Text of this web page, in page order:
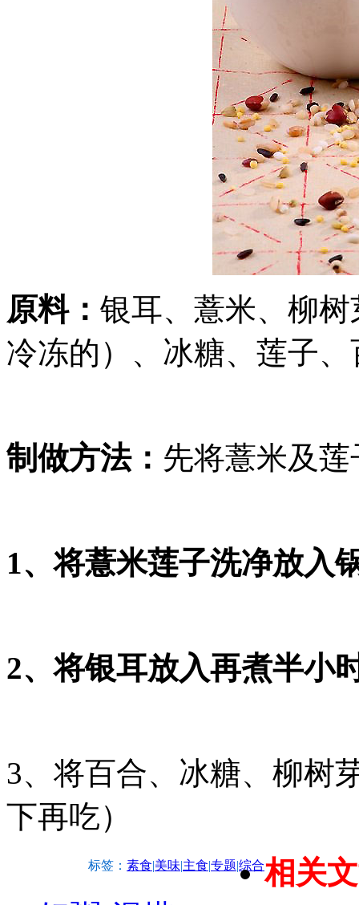
原料： 银耳、薏米、柳
冷冻的）、冰糖、莲子
制做方法： 先将薏米及
1、将薏米莲子洗净放入
2、将银耳放入再煮半小
3、将百合、冰糖、柳树
下再吃）
标签： 素食|美味|主食|专题|综合相关